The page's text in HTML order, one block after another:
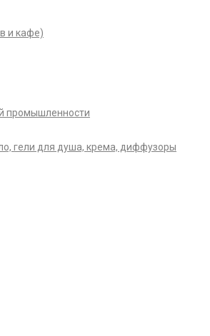
и кафе)
промышленности
гели для душа, крема, диффузоры